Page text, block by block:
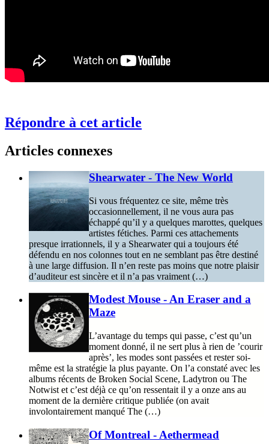
Répondre à cet article
Articles connexes
Shearwater - The New World
Si vous fréquentez ce site, même très
occasionnellement, il ne vous aura pas
échappé qu’il y a quelques marottes, quelques
artistes fétiches. Parmi ces attachements
presque irrationnels, il y a Shearwater qui a toujours été
défendu en nos colonnes tout en ne semblant pas être destiné
à une large diffusion. Il n’en reste pas moins que notre plaisir
d’auditeur est sincère et il n’a pas vraiment (…)
Modest Mouse - An Eraser and a
Maze
L’avantage du temps qui passe, c’est qu’un
moment donné, il ne sert plus à rien de ’courir
après’, les modes sont passées et rester soi-
même est la stratégie la plus payante. On l’a constaté avec les
albums récents de Broken Social Scene, Ladytron ou The
Notwist et c’est déjà ce qu’on ressentait il y a onze ans au
moment de la dernière critique publiée (on avait
involontairement manqué The (…)
Of Montreal - Aethermead